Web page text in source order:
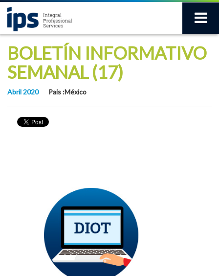
BOLETÍN INFORMATIVO
SEMANAL (17)
Abril 2020 Pais :México